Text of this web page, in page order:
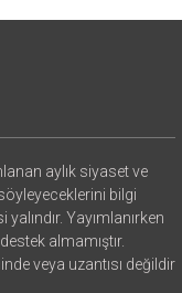
aylık siyaset ve
bilgi
Yayımlanırken
almamıştır.
veya uzantısı değildir